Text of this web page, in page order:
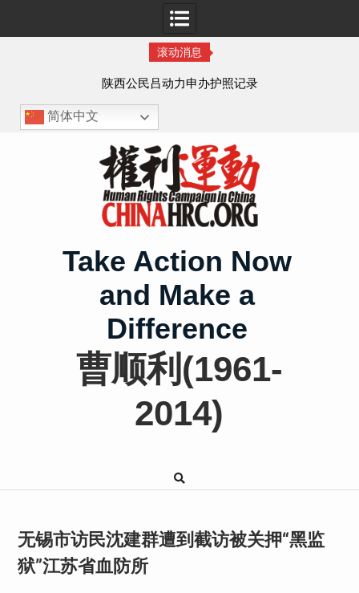
滚动消息
陕西公民吕动力申办护照记录
简体中文
Take Action Now
and Make a
Difference
曹顺利(1961-
2014)
无锡市访民沈建群遭到截访被关押“黑监
狱”江苏省血防所